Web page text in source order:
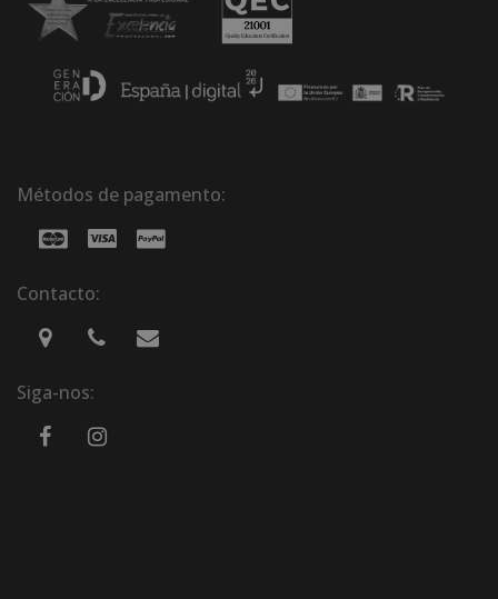
Métodos de pagamento:
Contacto:
Siga-nos: